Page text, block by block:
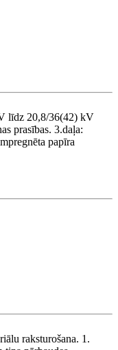
līdz 20,8/36(42) kV
prasības. 3.daļa:
papīra
raksturošana. 1.